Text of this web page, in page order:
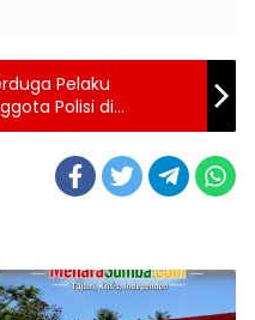
Pelaku
Polisi di